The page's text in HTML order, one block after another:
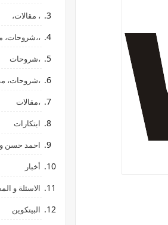
، مقالات،
،،شروحات،
،شروحات
،شروحات،
،مقالات
ابتكارات
احمد حسن
أخبار
الاسئلة و
البيتكوين